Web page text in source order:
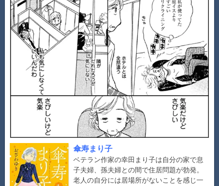
傘寿まり子
ベテラン作家の幸田まり子は自分の家で息
子夫婦、孫夫婦との間で住居問題が勃発。
老人の自分には居場所がないことを感じ一